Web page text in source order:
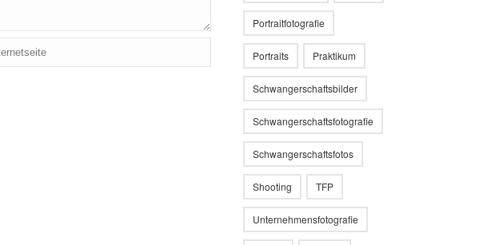
Portraitfotografie
Portraits Praktikum
Schwangerschaftsbilder
Schwangerschaftsfotografie
Schwangerschaftsfotos
Shooting TFP
Unternehmensfotografie